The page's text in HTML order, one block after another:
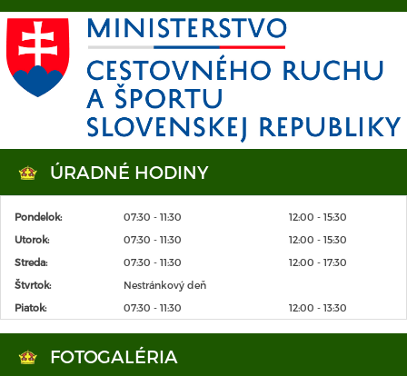
ÚRADNÉ HODINY
Pondelok: 07:30 - 11:30
12:00 - 15:30
Utorok:
07:30 - 11:30
12:00 - 15:30
Streda:
07:30 - 11:30
12:00 - 17:30
Štvrtok:
Nestránkový deň
Piatok:
07:30 - 11:30 12:00 - 13:30
FOTOGALÉRIA